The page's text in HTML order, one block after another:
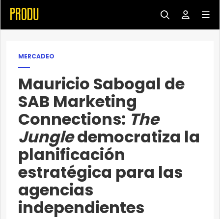
MERCADEO
Mauricio Sabogal de
SAB Marketing
Connections: The
Jungledemocratiza la
planificación
estratégica para las
agencias
independientes